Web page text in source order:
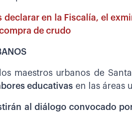
declarar en la Fiscalía, el
de crudo
maestros urbanos de
educativas en las áreas
al diálogo convocado